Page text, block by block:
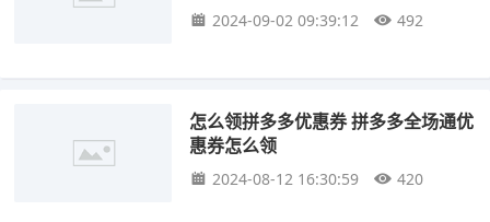
2024-09-02 09:39:12 492
怎么领拼多多优惠券 拼多多全场通优
惠券怎么领
2024-08-12 16:30:59 420